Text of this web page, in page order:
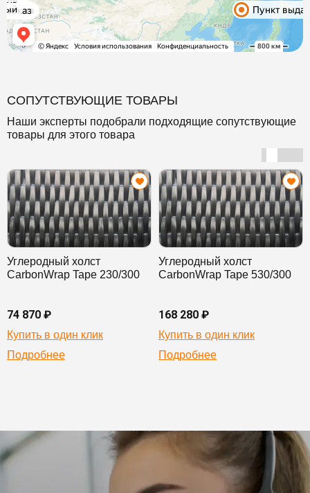
СОПУТСТВУЮЩИЕ ТОВАРЫ
Наши эксперты подобрали подходящие сопутствующие
товары для этого товара
Углеродный холст
CarbonWrap Tape 230/300
74 870 ₽
Купить в один клик
Подробнее
Углеродный холст
CarbonWrap Tape 530/300
168 280 ₽
Купить в один клик
Подробнее